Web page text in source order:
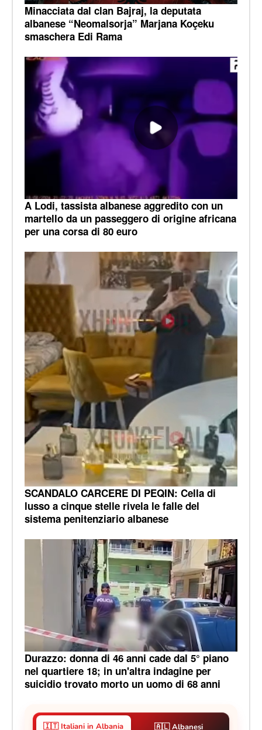
Minacciata dal clan Bajraj, la deputata
albanese “Neomalsorja” Marjana Koçeku
smaschera Edi Rama
A Lodi, tassista albanese aggredito con un
martello da un passeggero di origine africana
per una corsa di 80 euro
SCANDALO CARCERE DI PEQIN: Cella di
lusso a cinque stelle rivela le falle del
sistema penitenziario albanese
Durazzo: donna di 46 anni cade dal 5° piano
nel quartiere 18; in un'altra indagine per
suicidio trovato morto un uomo di 68 anni
🇮🇹 Italiani in Albania 🇦🇱 Albanesi